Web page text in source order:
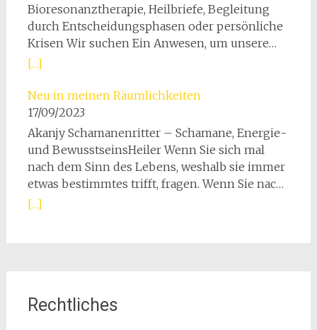
Bioresonanztherapie, Heilbriefe, Begleitung
durch Entscheidungsphasen oder persönliche
Krisen Wir suchen Ein Anwesen, um unsere
Vision zu Leben Menschen und Tiere im
wir hier im schönen Ortenaukreis einen
klenen Bauernhof für unseren Heilplatz für
Mensch und Tier finden. Näheres findest Du
unter Gezeiten Mutterland Vision
[…]
Neu in meinen Räumlichkeiten
17/09/2023
Akanjy Schamanenritter – Schamane, Energie-
und BewusstseinsHeiler Wenn Sie sich mal
nach dem Sinn des Lebens, weshalb sie immer
etwas bestimmtes trifft, fragen. Wenn Sie nach
einer Alternative zur Schulmedizin suchen,
[…]
Rechtliches